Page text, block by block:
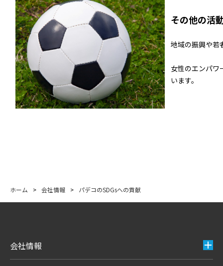
その他の活
地域の振興や若
⼥性のエンパワ
います。
ホーム > 会社情報 > パデコのSDGsへの貢献
会社情報